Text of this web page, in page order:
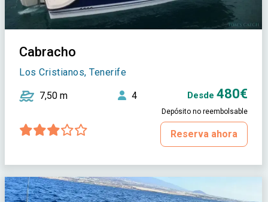
Cabracho
Los Cristianos, Tenerife
7,50 m 4 Desde 480€
Depósito no reembolsable
Reserva ahora